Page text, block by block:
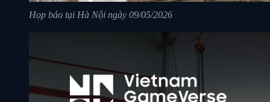
Họp báo tại Hà Nội ngày 09/05/2026